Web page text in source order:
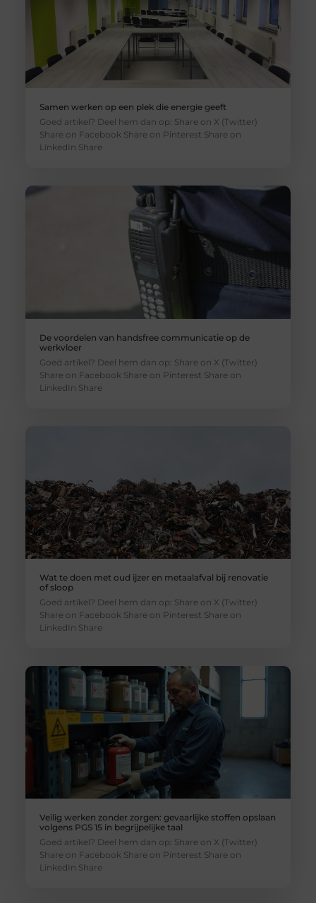
Samen werken op een plek die energie geeft
Goed artikel? Deel hem dan op: Share on X (Twitter)
Share on Facebook Share on Pinterest Share on
LinkedIn Share
De voordelen van handsfree communicatie op de
werkvloer
Goed artikel? Deel hem dan op: Share on X (Twitter)
Share on Facebook Share on Pinterest Share on
LinkedIn Share
Wat te doen met oud ijzer en metaalafval bij renovatie
of sloop
Goed artikel? Deel hem dan op: Share on X (Twitter)
Share on Facebook Share on Pinterest Share on
LinkedIn Share
Veilig werken zonder zorgen: gevaarlijke stoffen opslaan
volgens PGS 15 in begrijpelijke taal
Goed artikel? Deel hem dan op: Share on X (Twitter)
Share on Facebook Share on Pinterest Share on
LinkedIn Share